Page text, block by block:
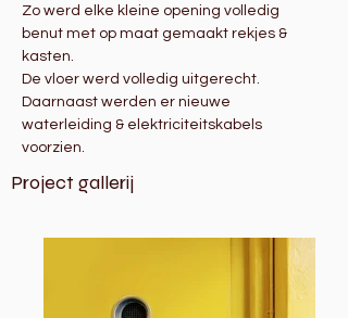
Zo werd elke kleine opening volledig
benut met op maat gemaakt rekjes &
kasten.
De vloer werd volledig uitgerecht.
Daarnaast werden er nieuwe
waterleiding & elektriciteitskabels
voorzien.
Project gallerij